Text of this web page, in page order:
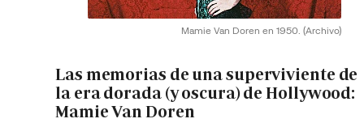
Mamie Van Doren en 1950. (Archivo)
Las memorias de una superviviente de
la era dorada (y oscura) de Hollywood:
Mamie Van Doren